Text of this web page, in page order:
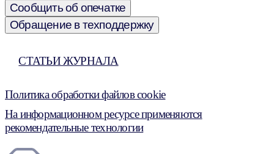
Сообщить об опечатке
Обращение в техподдержку
СТАТЬИ ЖУРНАЛА
Политика обработки файлов cookie
На информационном ресурсе применяются
рекомендательные технологии